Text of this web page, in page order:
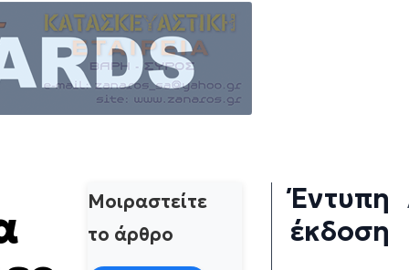
Μοιραστείτε
το άρθρο
Έντυπη
έκδοση